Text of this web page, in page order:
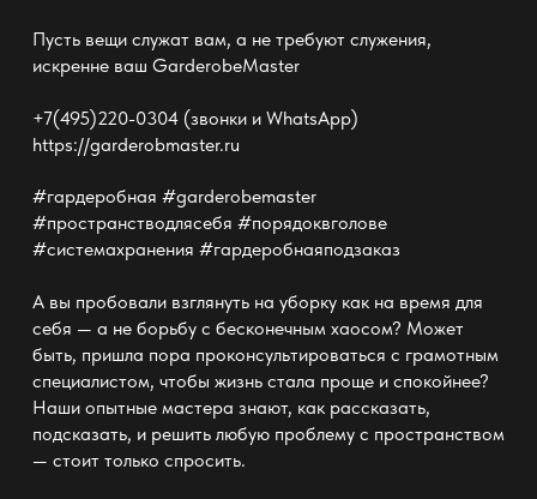
Пусть вещи служат вам, а не требуют служения,
искренне ваш GarderobeMaster
+7(495)220-0304 (звонки и WhatsApp)
https://garderobmaster.ru
#гардеробная #garderobemaster
#пространстводлясебя #порядоквголове
#системахранения #гардеробнаяподзаказ
А вы пробовали взглянуть на уборку как на время для
себя — а не борьбу с бесконечным хаосом? Может
быть, пришла пора проконсультироваться с грамотным
специалистом, чтобы жизнь стала проще и спокойнее?
Наши опытные мастера знают, как рассказать,
подсказать, и решить любую проблему с пространством
— стоит только спросить.